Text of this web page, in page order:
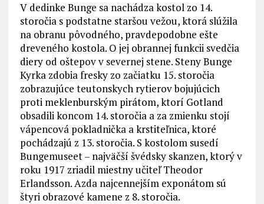
V dedinke Bunge sa nachádza kostol zo 14.
storočia s podstatne staršou vežou, ktorá slúžila
na obranu pôvodného, pravdepodobne ešte
dreveného kostola. O jej obrannej funkcii svedčia
diery od oštepov v severnej stene. Steny Bunge
Kyrka zdobia fresky zo začiatku 15. storočia
zobrazujúce teutonskych rytierov bojujúcich
proti meklenburským pirátom, ktorí Gotland
obsadili koncom 14. storočia a za zmienku stojí
vápencová pokladnička a krstiteľnica, ktoré
pochádzajú z 13. storočia. S kostolom susedí
Bungemuseet – najväčší švédsky skanzen, ktorý v
roku 1917 zriadil miestny učiteľ Theodor
Erlandsson. Azda najcennejším exponátom sú
štyri obrazové kamene z 8. storočia.